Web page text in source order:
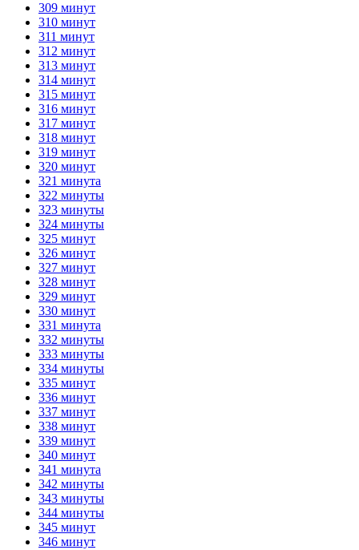
309 минут
310 минут
311 минут
312 минут
313 минут
314 минут
315 минут
316 минут
317 минут
318 минут
319 минут
320 минут
321 минута
322 минуты
323 минуты
324 минуты
325 минут
326 минут
327 минут
328 минут
329 минут
330 минут
331 минута
332 минуты
333 минуты
334 минуты
335 минут
336 минут
337 минут
338 минут
339 минут
340 минут
341 минута
342 минуты
343 минуты
344 минуты
345 минут
346 минут